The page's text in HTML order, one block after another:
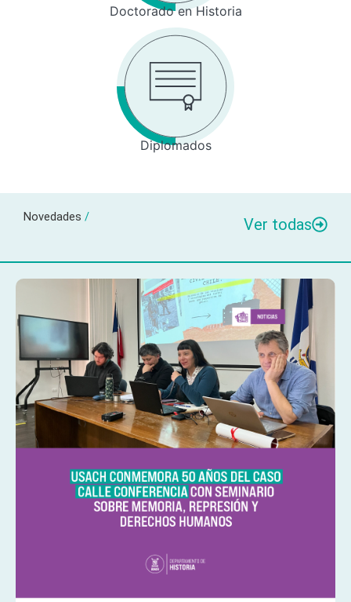
Doctorado en Historia
Diplomados
Novedades / Ver todas